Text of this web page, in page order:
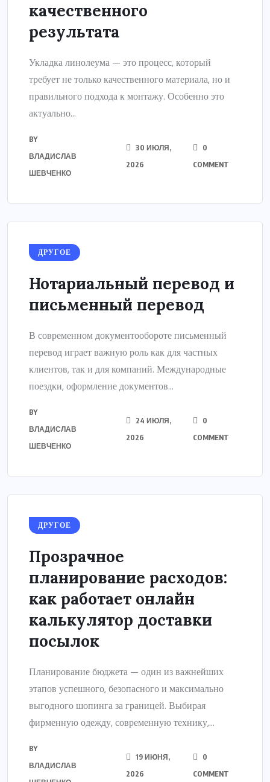
качественного
результата
Укладка линолеума — это процесс, который
требует не только качественного материала, но и
правильного подхода к монтажу. Особенно это
актуально...
BY
ВЛАДИСЛАВ
ШЕВЧЕНКО
30 ИЮЛЯ,
2026
0
COMMENT
ДРУГОЕ
Нотариальный перевод и
письменный перевод
В современном документообороте письменный
перевод играет важную роль как для частных
клиентов, так и для компаний. Международные
поездки, оформление документов...
BY
ВЛАДИСЛАВ
ШЕВЧЕНКО
24 ИЮЛЯ,
2026
0
COMMENT
ДРУГОЕ
Прозрачное
планирование расходов:
как работает онлайн
калькулятор доставки
посылок
Планирование бюджета — один из важнейших
этапов успешного, безопасного и максимально
выгодного шопинга за границей. Выбирая
фирменную одежду, современную технику,...
BY
ВЛАДИСЛАВ
19 ИЮНЯ,
2026
0
COMMENT